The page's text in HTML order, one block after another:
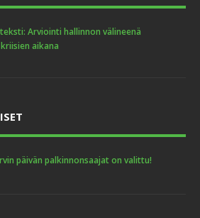
Arviointi hallinnon välineenä
aikana
päivän palkinnonsaajat on valittu!